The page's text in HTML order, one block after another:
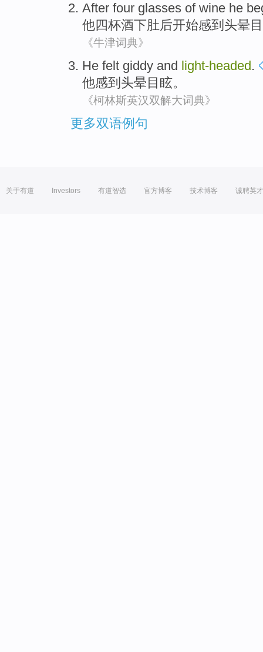
After four glasses of wine he
他四杯酒下肚后开始感到 头晕
《牛津词典》
He felt giddy and light-headed.
他感到 头晕目眩。
《柯林斯英汉双解大词典》
更多双语例句
关于有道 Investors 有道智选 官方博客 技术博客 诚聘英才